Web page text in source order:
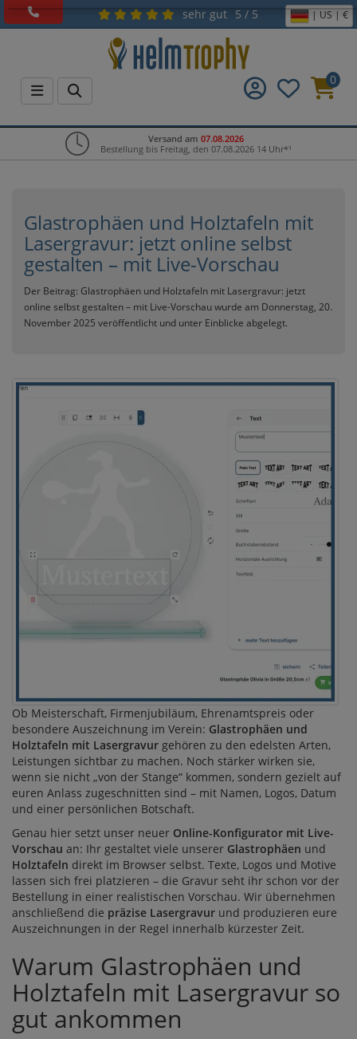
sehr gut 5 / 5 | US | €
0
Versand am 07.08.2026
Bestellung bis Freitag, den 07.08.2026 14 Uhr*¹
Glastrophäen und Holztafeln mit
Lasergravur: jetzt online selbst
gestalten – mit Live-Vorschau
Der Beitrag: Glastrophäen und Holztafeln mit Lasergravur: jetzt
online selbst gestalten – mit Live-Vorschauwurde am Donnerstag, 20.
November 2025 veröffentlicht und unter Einblicke abgelegt.
Ob Meisterschaft, Firmenjubiläum, Ehrenamtspreis oder
besondere Auszeichnung im Verein: Glastrophäen und
Holztafeln mit Lasergravur gehören zu den edelsten Arten,
Leistungen sichtbar zu machen. Noch stärker wirken sie,
wenn sie nicht „von der Stange“ kommen, sondern gezielt auf
euren Anlass zugeschnitten sind – mit Namen, Logos, Datum
und einer persönlichen Botschaft.
Genau hier setzt unser neuer Online-Konfigurator mit Live-
Vorschau an: Ihr gestaltet viele unserer Glastrophäen und
Holztafeln direkt im Browser selbst. Texte, Logos und Motive
lassen sich frei platzieren – die Gravur seht ihr schon vor der
Bestellung in einer realistischen Vorschau. Wir übernehmen
anschließend die präzise Lasergravur und produzieren eure
Auszeichnungen in der Regel innerhalb kürzester Zeit.
Warum Glastrophäen und
Holztafeln mit Lasergravur so
gut ankommen